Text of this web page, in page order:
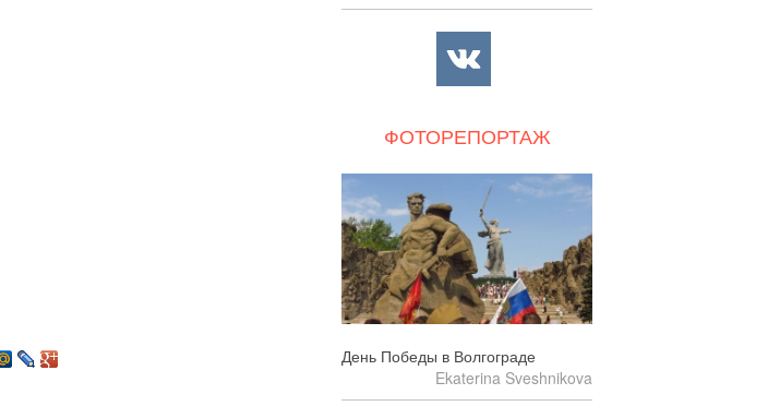
ФОТОРЕПОРТАЖ
День Победы в Волгограде
Ekaterina Sveshnikova